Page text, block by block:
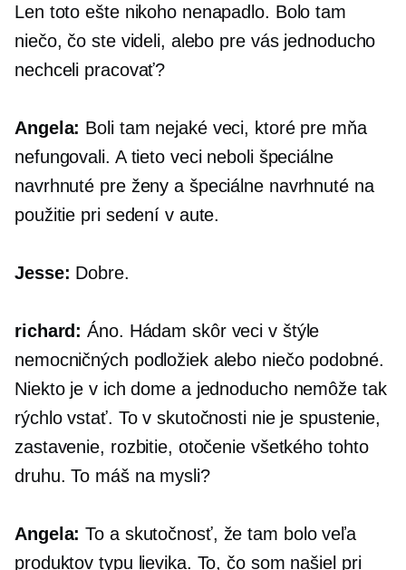
Len toto ešte nikoho nenapadlo. Bolo tam
niečo, čo ste videli, alebo pre vás jednoducho
nechceli pracovať?
Angela: Boli tam nejaké veci, ktoré pre mňa
nefungovali. A tieto veci neboli špeciálne
navrhnuté pre ženy a špeciálne navrhnuté na
použitie pri sedení v aute.
Jesse: Dobre.
richard: Áno. Hádam skôr veci v štýle
nemocničných podložiek alebo niečo podobné.
Niekto je v ich dome a jednoducho nemôže tak
rýchlo vstať. To v skutočnosti nie je spustenie,
zastavenie, rozbitie, otočenie všetkého tohto
druhu. To máš na mysli?
Angela: To a skutočnosť, že tam bolo veľa
produktov typu lievika. To, čo som našiel pri